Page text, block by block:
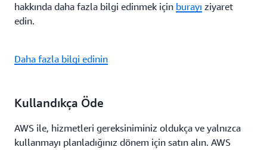
hakkında daha fazla bilgi edinmek için burayı ziyaret
edin.
Daha fazla bilgi edinin
Kullandıkça Öde
AWS ile, hizmetleri gereksiniminiz oldukça ve yalnızca
kullanmayı planladığınız dönem için satın alın. AWS